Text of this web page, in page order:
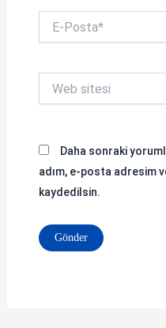
Posta*
sitesi
Daha sonraki
adım, e-posta adresim
kaydedilsin.